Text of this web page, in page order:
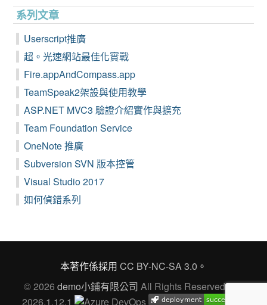
系列文章
Userscript推廣
超。光速網站最佳化實戰
Fire.appAndCompass.app
TeamSpeak2架設與使用教學
ASP.NET MVC3 驗證介紹實作與擴充
Team Foundation Service
OneNote 推廣
Subversion SVN 版本控管
Visual Studio 2017
如何偵錯系列
本著作係採用 CC BY-NC-SA 3.0 。
© 2026 demo小鋪有限公司 All Rights Reserved Ver.
2026.1.12.1